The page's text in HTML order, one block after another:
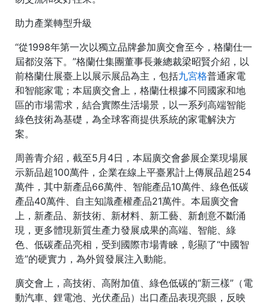
助力產業轉型升級
“從1998年第一次以獨立品牌參加廣交會至今，格蘭仕一
屆都沒落下。”格蘭仕集團董事長兼總裁梁昭賢介紹，以
前格蘭仕展臺上以展示展品為主，包括九宮格普通家電
和智能家電；本屆廣交會上，格蘭仕根據不同國家和地
區的市場需求，結合實際生活場景，以一系列高端智能
綠色技術為基礎，為全球客商提供系統的家電解決方
案。
周善青介紹，截至5月4日，本屆廣交會參展企業現場展
示新品超100萬件，企業在線上平臺累計上傳展品超254
萬件，其中新產品66萬件、智能產品10萬件、綠色低碳
產品40萬件、自主知識產權產品21萬件。本屆廣交會
上，新產品、新技術、新材料、新工藝、新創意不斷涌
現，更多體現新質生產力發展成果的高端、智能、綠
色、低碳產品亮相，受到國際市場青睞，彰顯了“中國智
造”的硬實力，為外貿發展注入動能。
廣交會上，高技術、高附加值、綠色低碳的“新三樣”（電
動汽車、鋰電池、光伏產品）出口產品表現亮眼，反映